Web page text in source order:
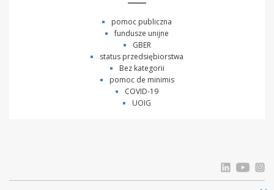
pomoc publiczna
fundusze unijne
GBER
status przedsiębiorstwa
Bez kategorii
pomoc de minimis
COVID-19
UOIG